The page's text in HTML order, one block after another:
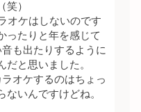
笑）
オケはしないのです
ったりと年を感じて
も出たりするように
だと思いました。
オケするのはちょっ
ないんですけどね。